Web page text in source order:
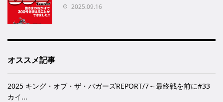
2025.09.16
オススメ記事
2025 キング・オブ・ザ・バガーズREPORT/7～最終戦を前に#33
カイ...